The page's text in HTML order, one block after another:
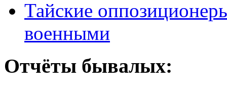
Тайские
военными
Отчёты бывалых: